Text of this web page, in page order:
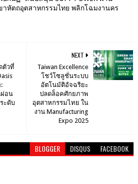
หัตถอุตสาหกรรมไทย พลิกโฉมงานคร
NEXT
Taiwan Excellence
โชว์โซลูชั่นระบบ
อัตโนมัติอัจฉริยะ
ปลดล็อคศักยภาพ
อุตสาหกรรมไทย ใน
งาน Manufacturing
Expo 2025
ตัวที่
อน
ะดับ
BLOGGER DISQUS FACEBOOK